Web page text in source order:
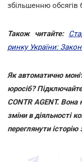
збільшенню обсягів
Також читайте:
ринку України:
Як автоматично
юросіб?
CONTR AGENT.
зміни в діяльності
переглянути історію